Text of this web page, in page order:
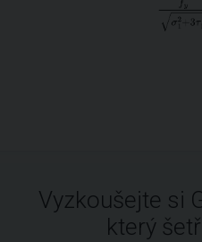
Vyzkoušejte si
který